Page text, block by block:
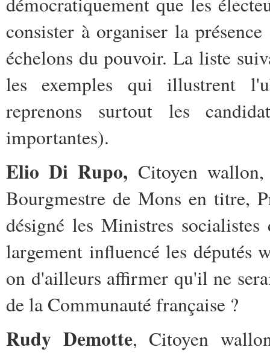
consister à organiser la
échelons du pouvoir. La liste
les exemples qui illustrent
reprenons surtout les
importantes).
Elio Di Rupo, Citoyen
Bourgmestre de Mons en titre,
désigné les Ministres
largement influencé les députés
on d'ailleurs affirmer qu'il ne
de la Communauté française ?
Rudy Demotte, Citoyen